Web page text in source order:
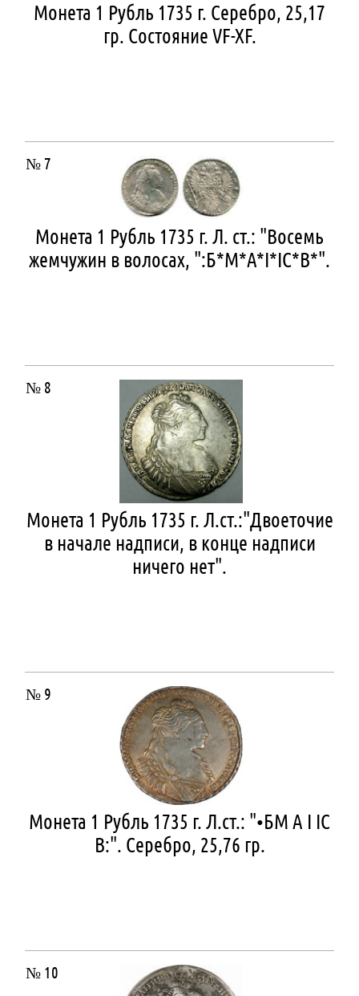
Монета 1 Рубль 1735 г. Серебро, 25,17
гр. Состояние VF-XF.
№ 7
Монета 1 Рубль 1735 г. Л. ст.: "Восемь
жемчужин в волосах, ":Б*М*А*I*IC*В*".
№ 8
Монета 1 Рубль 1735 г. Л.ст.:"Двоеточие
в начале надписи, в конце надписи
ничего нет".
№ 9
Монета 1 Рубль 1735 г. Л.ст.: "•БМ А I IС
В:". Серебро, 25,76 гр.
№ 10